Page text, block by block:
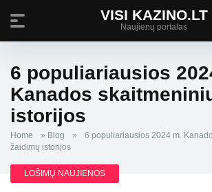
VISI KAZINO.LT
Naujienų portalas
6 populiariausios
Kanados
istorijos
Home » Blog »
6 populiariausios 2024 m.
žaidimų istorijos
LOŠIMŲ NAUJIENOS